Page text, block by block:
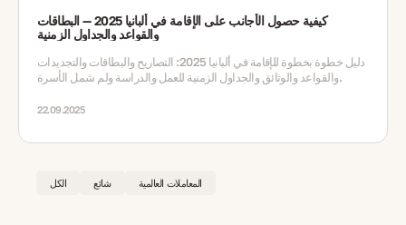
كيفية حصول الأجانب على الإقامة في ألبانيا 2025 — البطاقات
والقواعد والجداول الزمنية
دليل خطوة بخطوة للإقامة في ألبانيا 2025: التصاريح والبطاقات والتجديدات
والقواعد والوثائق والجداول الزمنية للعمل والدراسة ولم شمل الأسرة.
22.09.2025
الكل شائع المعاملات العالمية